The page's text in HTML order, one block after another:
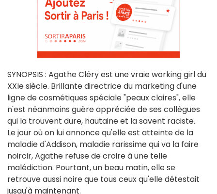
SYNOPSIS : Agathe Cléry est une vraie working girl du
XXIe siècle. Brillante directrice du marketing d'une
ligne de cosmétiques spéciale "peaux claires", elle
n'est néanmoins guère appréciée de ses collègues
qui la trouvent dure, hautaine et la savent raciste.
Le jour où on lui annonce qu'elle est atteinte de la
maladie d'Addison, maladie rarissime qui va la faire
noircir, Agathe refuse de croire à une telle
malédiction. Pourtant, un beau matin, elle se
retrouve aussi noire que tous ceux qu'elle détestait
jusqu'à maintenant.